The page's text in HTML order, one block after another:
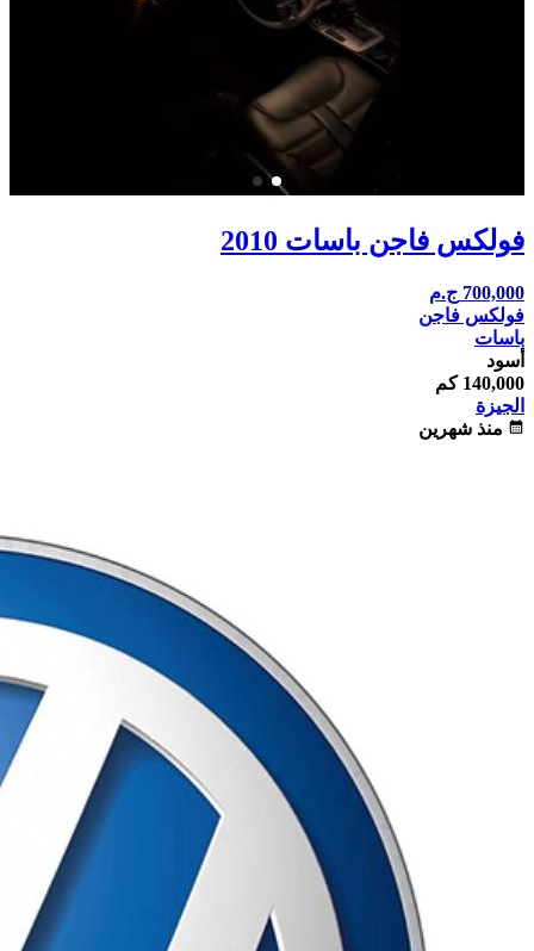
فولكس فاجن باسات 2010
700,000 ج.م
فولكس فاجن
باسات
أسود
140,000 كم
الجيزة
calendar_month منذ شهرين